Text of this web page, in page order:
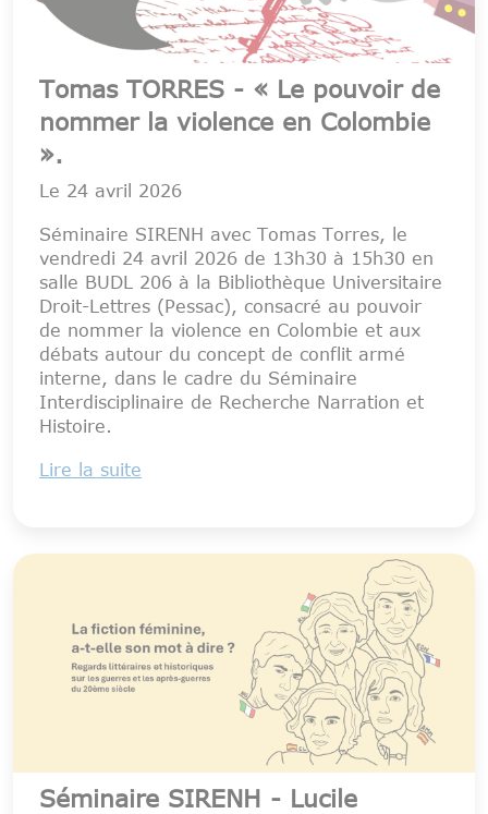
Tomas TORRES - « Le pouvoir de
nommer la violence en Colombie
».
Le 24 avril 2026
Séminaire SIRENH avec Tomas Torres, le
vendredi 24 avril 2026 de 13h30 à 15h30 en
salle BUDL 206 à la Bibliothèque Universitaire
Droit-Lettres (Pessac), consacré au pouvoir
de nommer la violence en Colombie et aux
débats autour du concept de conflit armé
interne, dans le cadre du Séminaire
Interdisciplinaire de Recherche Narration et
Histoire.
Lire la suite
Séminaire SIRENH - Lucile